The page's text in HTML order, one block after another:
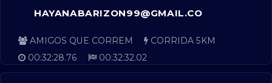
HAYANABARIZON99@GMAIL.CO
AMIGOS QUE CORREM
CORRIDA 5KM
00:32:28.76
00:32:32.02